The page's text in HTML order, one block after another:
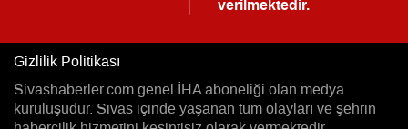
verilmektedir.
Gizlilik Politikası
Sivashaberler.com genel İHA aboneliği olan medya
kuruluşudur. Sivas içinde yaşanan tüm olayları ve şehrin